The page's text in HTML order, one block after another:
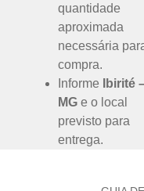
quantidade
aproximada
necessária
compra.
Informe
Ibirité
MG e o local
previsto para
entrega.